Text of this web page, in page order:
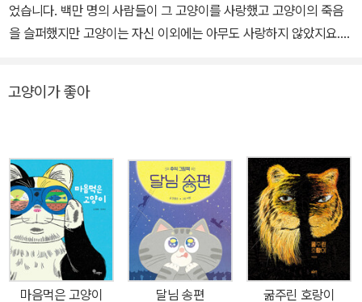
『도토리 마을의 경찰관』, 『까만 크레파스와 요술가게』, 『누에콩의 기
분 좋은 날』 등이 있다.
었습니다. 백만 명의 사람들이 그 고양이를 사랑했고 고양이의 죽음
을 슬퍼했지만 고양이는 자신 이외에는 아무도 사랑하지 않았지요.
는 흰 고양이를 만난 후로는 전혀 새로운 삶이 시작됩니다. ☞ 저자소
를 잘 묘사하고, 유머가 가득한 그림과 리듬 있는 글이 조화를 이루는
그림동화를 많이 쓰고 그렸다. 『아저씨 우산』, 『하늘을 나는 사자』 들
이 대표작이다. 옮긴이 김난주경희대학교 국문과를 졸업하고 같은 대
학교 대학원에서 공부하였다. 쇼와 여자대학에서 일본 근대문학 석사
학위를 취득하였고, 오오츠카 여자대학과 도쿄대학에서 일본 근대문
학을 연구하였다. 현재 일본문학 번역가로 활동하며 명지대학교 사회
고양이가 좋아
마음먹은 고양이 달님 송편 굶주린 호랑이